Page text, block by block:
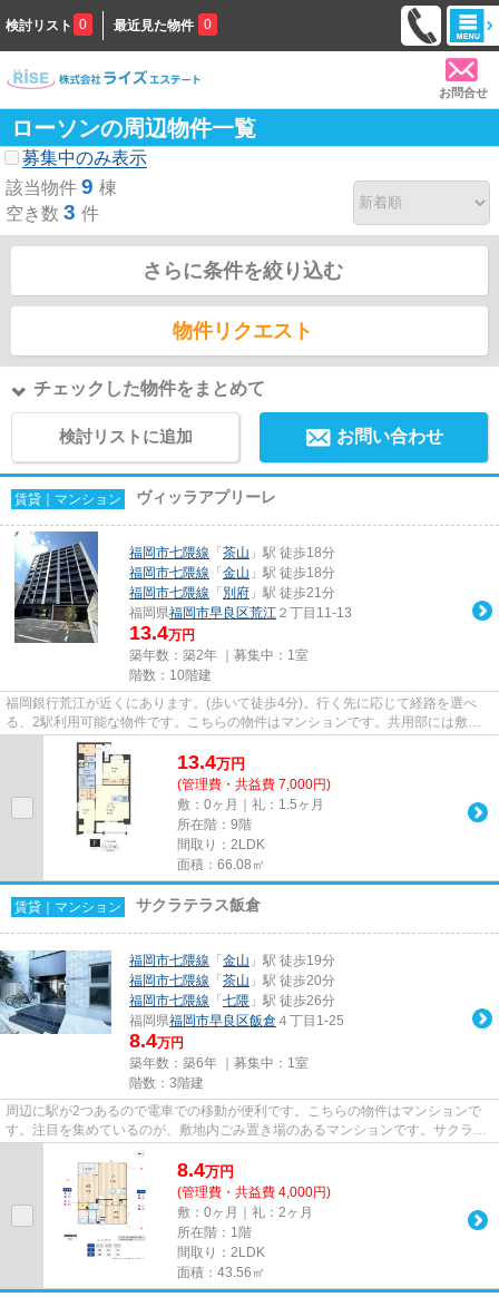
検討リスト 0 最近見た物件 0
お問合せ
ローソンの周辺物件一覧
募集中のみ表示
該当物件 9 棟
空き数 3 件
さらに条件を絞り込む
物件リクエスト
チェックした物件をまとめて
検討リストに追加 お問い合わせ
賃貸｜マンション ヴィッラアプリーレ
福岡市七隈線 「 茶山 」駅 徒歩18分
福岡市七隈線 「 金山 」駅 徒歩18分
福岡市七隈線 「 別府 」駅 徒歩21分
福岡県福岡市早良区荒江 ２丁目11-13
13.4万円
築年数：築2年 ｜募集中： 1室
階数：10階建
福岡銀行荒江が近くにあります。(歩いて徒歩4分)。行く先に応じて経路を選べ
る、2駅利用可能な物件です。こちらの物件はマンションです。共用部には敷地
内ごみ置き場・エレベータなど...
13.4万円
(管理費・共益費 7,000円)
敷：0ヶ月｜礼：1.5ヶ月
所在階：9階
間取り：2LDK
面積：66.08㎡
賃貸｜マンション サクラテラス飯倉
福岡市七隈線 「 金山 」駅 徒歩19分
福岡市七隈線 「 茶山 」駅 徒歩20分
福岡市七隈線 「 七隈 」駅 徒歩26分
福岡県福岡市早良区飯倉 ４丁目1-25
8.4万円
築年数：築6年 ｜募集中： 1室
階数：3階建
周辺に駅が2つあるので電車での移動が便利です。こちらの物件はマンションで
す。注目を集めているのが、敷地内ごみ置き場のあるマンションです。サクラテ
ラス飯倉の詳しい情報。ライズ...
8.4万円
(管理費・共益費 4,000円)
敷：0ヶ月｜礼：2ヶ月
所在階：1階
間取り：2LDK
面積：43.56㎡